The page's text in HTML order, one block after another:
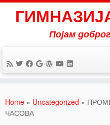
content
Појам
Home » Uncategorized »
ЧАСОВА